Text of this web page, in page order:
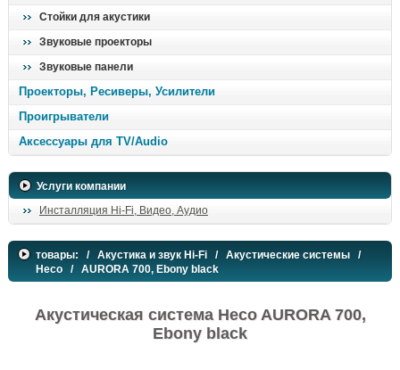
Стойки для акустики
Звуковые проекторы
Звуковые панели
Проекторы, Ресиверы, Усилители
Проигрыватели
Аксессуары для TV/Audio
Услуги компании
Инсталляция Hi-Fi, Видео, Аудио
товары: / Акустика и звук Hi-Fi / Акустические системы /
Heco / AURORA 700, Ebony black
Акустическая система Heco AURORA 700,
Ebony black